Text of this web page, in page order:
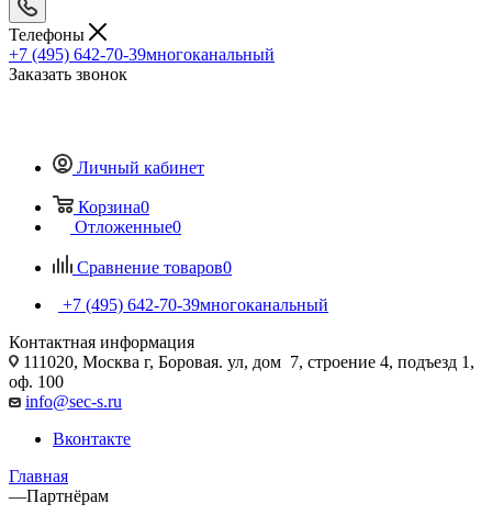
Телефоны
+7 (495) 642-70-39многоканальный
Заказать звонок
Личный кабинет
Корзина0
Отложенные0
Сравнение товаров0
+7 (495) 642-70-39многоканальный
Контактная информация
111020, Москва г, Боровая. ул, дом 7, строение 4, подъезд 1,
оф. 100
info@sec-s.ru
Вконтакте
Главная
—Партнёрам